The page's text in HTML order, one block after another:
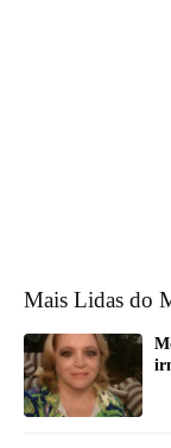
Mais Lidas do